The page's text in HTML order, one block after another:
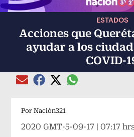
ESTADOS
Acciones que
ayudar a los
COVID-
Compartir el artículo actual
Compartir el artículo actual
Compartir el artículo
Compartir el
Por Nación321
2020 GMT-5-09-17 | 07:17